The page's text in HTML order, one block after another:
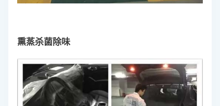
熏蒸杀菌除味